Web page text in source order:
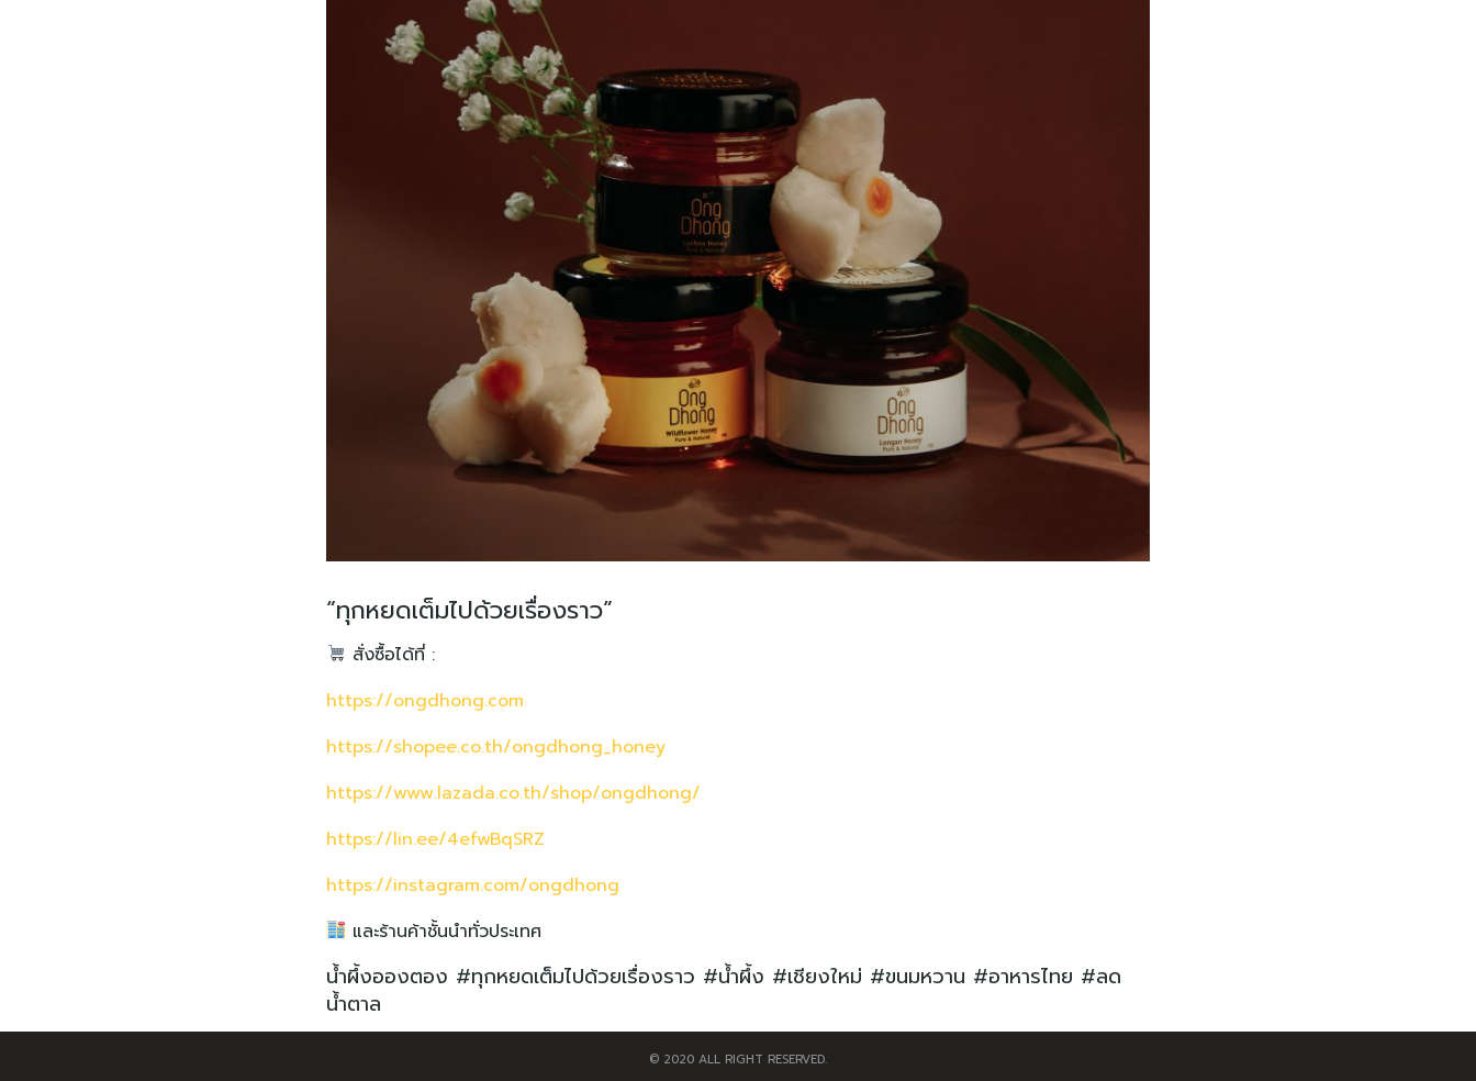
ค้นหา
สำหรับ:
“ทุกหยดเต็มไปด้วยเรื่องราว”
สั่งซื้อได้ที่ :
https://ongdhong.com
https://shopee.co.th/ongdhong_honey
https://www.lazada.co.th/shop/ongdhong/
https://lin.ee/4efwBqSRZ
https://instagram.com/ongdhong
และร้านค้าชั้นนำทั่วประเทศ
น้ำผึ้งอองตอง #ทุกหยดเต็มไปด้วยเรื่องราว #น้ำผึ้ง #เชียงใหม่ #ขนมหวาน #อาหารไทย #ลด
น้ำตาล
© 2020 ALL RIGHT RESERVED.